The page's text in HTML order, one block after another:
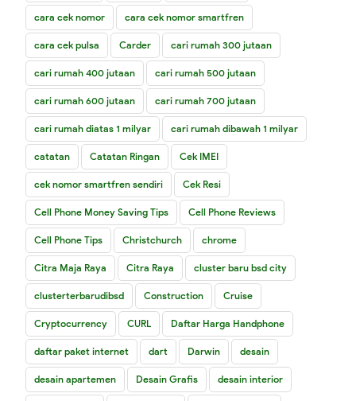
cara cek nomor cara cek nomor smartfren
cara cek pulsa Carder cari rumah 300 jutaan
cari rumah 400 jutaan cari rumah 500 jutaan
cari rumah 600 jutaan cari rumah 700 jutaan
cari rumah diatas 1 milyar cari rumah dibawah 1 milyar
catatan Catatan Ringan Cek IMEI
cek nomor smartfren sendiri Cek Resi
Cell Phone Money Saving Tips Cell Phone Reviews
Cell Phone Tips Christchurch chrome
Citra Maja Raya Citra Raya cluster baru bsd city
clusterterbarudibsd Construction Cruise
Cryptocurrency CURL Daftar Harga Handphone
daftar paket internet dart Darwin desain
desain apartemen Desain Grafis desain interior